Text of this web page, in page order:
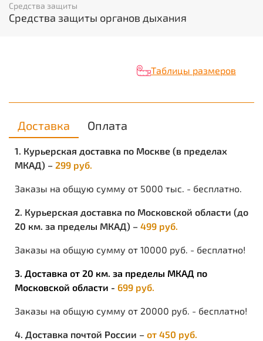
Средства защиты
Средства защиты органов дыхания
Таблицы размеров
Доставка Оплата
1. Курьерская доставка по Москве (в пределах
МКАД) – 299 руб.
Заказы на общую сумму от 5000 тыс. - бесплатно.
2. Курьерская доставка по Московской области (до
20 км. за пределы МКАД) – 499 руб.
Заказы на общую сумму от 10000 руб. - бесплатно!
3. Доставка от 20 км. за пределы МКАД по
Московской области - 699 руб.
Заказы на общую сумму от 20000 руб. - бесплатно!
4. Доставка почтой России – от 450 руб.